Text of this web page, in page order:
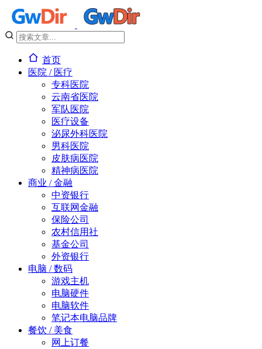
首页
医院 / 医疗
专科医院
云南省医院
军队医院
医疗设备
泌尿外科医院
男科医院
皮肤病医院
精神病医院
商业 / 金融
中资银行
互联网金融
保险公司
农村信用社
基金公司
外资银行
电脑 / 数码
游戏主机
电脑硬件
电脑软件
笔记本电脑品牌
餐饮 / 美食
网上订餐